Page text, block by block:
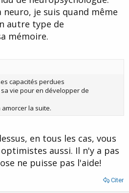
je suis quand même
autre type de
mémoire.
capacités perdues
vie pour en développer de
la suite.
en tous les cas, vous
aussi. Il n'y a pas
ne puisse pas l'aide!
Citer